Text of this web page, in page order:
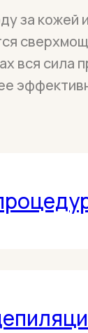
за кожей
вся сила